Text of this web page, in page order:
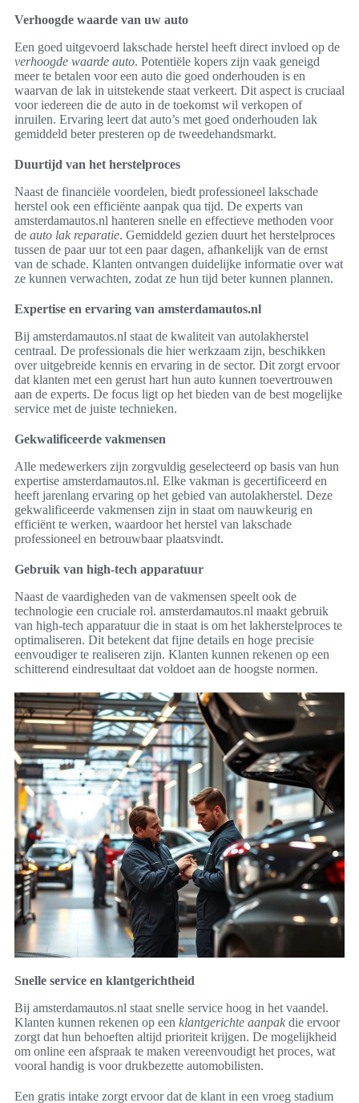
Verhoogde waarde van uw auto
Een goed uitgevoerd lakschade herstel heeft direct invloed op de
verhoogde waarde auto. Potentiële kopers zijn vaak geneigd
meer te betalen voor een auto die goed onderhouden is en
waarvan de lak in uitstekende staat verkeert. Dit aspect is cruciaal
voor iedereen die de auto in de toekomst wil verkopen of
inruilen. Ervaring leert dat auto’s met goed onderhouden lak
gemiddeld beter presteren op de tweedehandsmarkt.
Duurtijd van het herstelproces
Naast de financiële voordelen, biedt professioneel lakschade
herstel ook een efficiënte aanpak qua tijd. De experts van
amsterdamautos.nl hanteren snelle en effectieve methoden voor
de auto lak reparatie. Gemiddeld gezien duurt het herstelproces
tussen de paar uur tot een paar dagen, afhankelijk van de ernst
van de schade. Klanten ontvangen duidelijke informatie over wat
ze kunnen verwachten, zodat ze hun tijd beter kunnen plannen.
Expertise en ervaring van amsterdamautos.nl
Bij amsterdamautos.nl staat de kwaliteit van autolakherstel
centraal. De professionals die hier werkzaam zijn, beschikken
over uitgebreide kennis en ervaring in de sector. Dit zorgt ervoor
dat klanten met een gerust hart hun auto kunnen toevertrouwen
aan de experts. De focus ligt op het bieden van de best mogelijke
service met de juiste technieken.
Gekwalificeerde vakmensen
Alle medewerkers zijn zorgvuldig geselecteerd op basis van hun
expertise amsterdamautos.nl. Elke vakman is gecertificeerd en
heeft jarenlang ervaring op het gebied van autolakherstel. Deze
gekwalificeerde vakmensen zijn in staat om nauwkeurig en
efficiënt te werken, waardoor het herstel van lakschade
professioneel en betrouwbaar plaatsvindt.
Gebruik van high-tech apparatuur
Naast de vaardigheden van de vakmensen speelt ook de
technologie een cruciale rol. amsterdamautos.nl maakt gebruik
van high-tech apparatuur die in staat is om het lakherstelproces te
optimaliseren. Dit betekent dat fijne details en hoge precisie
eenvoudiger te realiseren zijn. Klanten kunnen rekenen op een
schitterend eindresultaat dat voldoet aan de hoogste normen.
Snelle service en klantgerichtheid
Bij amsterdamautos.nl staat snelle service hoog in het vaandel.
Klanten kunnen rekenen op een klantgerichte aanpak die ervoor
zorgt dat hun behoeften altijd prioriteit krijgen. De mogelijkheid
om online een afspraak te maken vereenvoudigt het proces, wat
vooral handig is voor drukbezette automobilisten.
Een gratis intake zorgt ervoor dat de klant in een vroeg stadium